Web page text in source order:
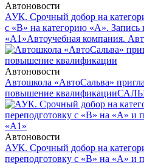
Автоновости
АУК. Срочный добор на
с «В» на категорию «А». Запись
«А1»Автоучебная компания.
Автоновости
Автошкола «АвтоСальва»
повышение квалификации
Автоновости
АУК. Срочный добор на
переподготовку с «В» на «А» и